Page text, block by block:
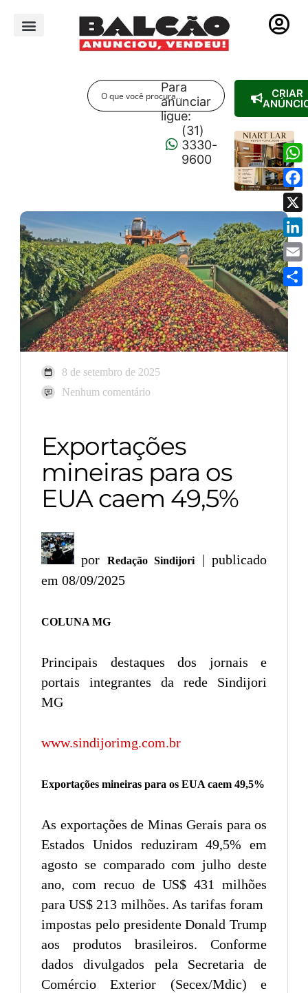
Para
anunciar
ligue:
(31)
3330-
9600
CRIAR
8 de setembro de 2025
Nenhum comentário
Exportações
mineiras para os
EUA caem 49,5%
por Redação Sindijori
| publicado
em 08/09/2025
COLUNA MG
Principais destaques dos jornais e
portais integrantes da rede Sindijori
MG
www.sindijorimg.com.br
Exportações mineiras para os EUA caem 49,5%
As exportações de Minas Gerais para os
Estados Unidos reduziram 49,5% em
agosto se comparado com julho deste
ano, com recuo de US$ 431 milhões
para US$ 213 milhões. As tarifas foram
impostas pelo presidente Donald Trump
aos produtos brasileiros. Conforme
dados divulgados pela Secretaria de
Comércio Exterior (Secex/Mdic) e
X